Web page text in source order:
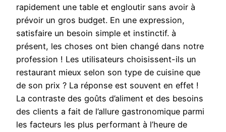
rapidement une table et engloutir sans avoir à
prévoir un gros budget. En une expression,
satisfaire un besoin simple et instinctif. à
présent, les choses ont bien changé dans notre
profession ! Les utilisateurs choisissent-ils un
restaurant mieux selon son type de cuisine que
de son prix ? La réponse est souvent en effet !
La contraste des goûts d’aliment et des besoins
des clients a fait de l’allure gastronomique parmi
les facteurs les plus performant à l’heure de